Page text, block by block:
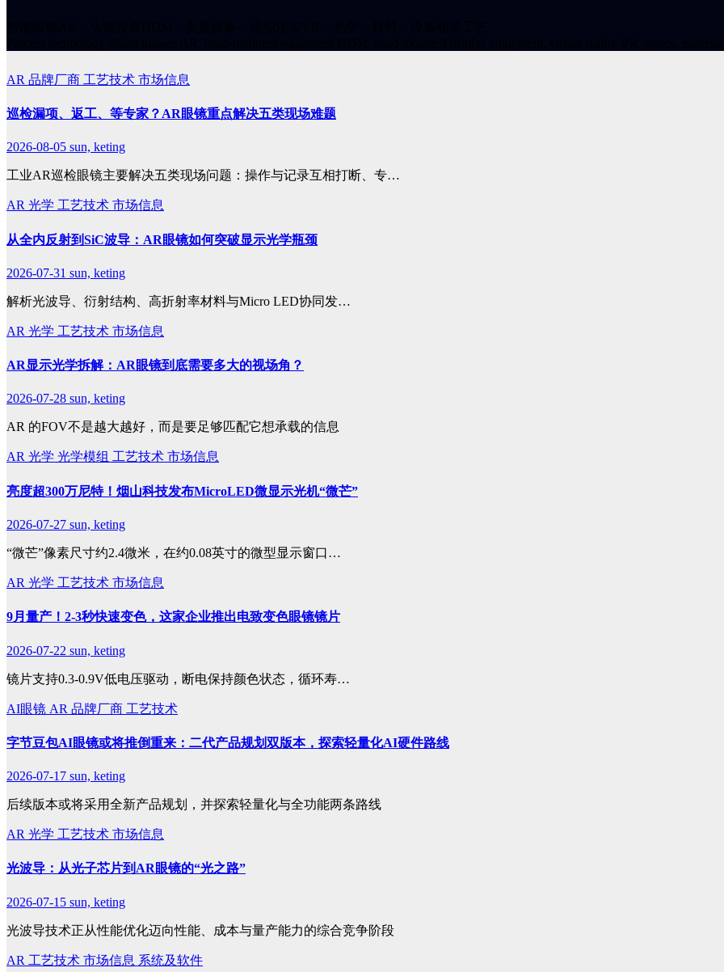
AR 品牌厂商 工艺技术 市场信息
巡检漏项、返工、等专家？AR眼镜重点解决五类现场难题
2026-08-05 sun, keting
工业AR巡检眼镜主要解决五类现场问题：操作与记录互相打断、专…
AR 光学 工艺技术 市场信息
从全内反射到SiC波导：AR眼镜如何突破显示光学瓶颈
2026-07-31 sun, keting
解析光波导、衍射结构、高折射率材料与Micro LED协同发…
AR 光学 工艺技术 市场信息
AR显示光学拆解：AR眼镜到底需要多大的视场角？
2026-07-28 sun, keting
AR 的FOV不是越大越好，而是要足够匹配它想承载的信息
AR 光学 光学模组 工艺技术 市场信息
亮度超300万尼特！烟山科技发布MicroLED微显示光机“微芒”
2026-07-27 sun, keting
“微芒”像素尺寸约2.4微米，在约0.08英寸的微型显示窗口…
AR 光学 工艺技术 市场信息
9月量产！2-3秒快速变色，这家企业推出电致变色眼镜镜片
2026-07-22 sun, keting
镜片支持0.3-0.9V低电压驱动，断电保持颜色状态，循环寿…
AI眼镜 AR 品牌厂商 工艺技术
字节豆包AI眼镜或将推倒重来：二代产品规划双版本，探索轻量化AI硬件路线
2026-07-17 sun, keting
后续版本或将采用全新产品规划，并探索轻量化与全功能两条路线
AR 光学 工艺技术 市场信息
光波导：从光子芯片到AR眼镜的“光之路”
2026-07-15 sun, keting
光波导技术正从性能优化迈向性能、成本与量产能力的综合竞争阶段
AR 工艺技术 市场信息 系统及软件